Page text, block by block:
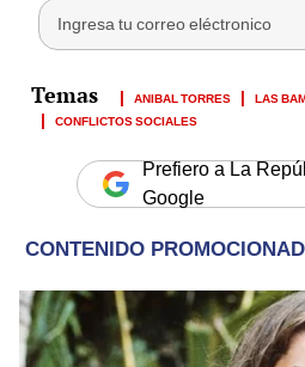
ANIBAL TORRES LAS
CONFLICTOS SOCIALES
Prefiero a La
Google